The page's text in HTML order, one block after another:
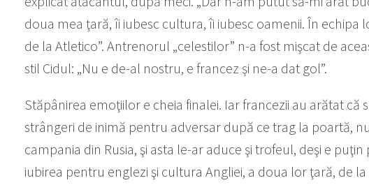
doua mea ţară, îi iubesc cultura, îi iubesc oamenii. În echipa
de la Atletico”. Antrenorul „celestilor” n-a fost mişcat de
stil Cidul: „Nu e de-al nostru, e francez şi ne-a dat gol”.
Stăpânirea emoţiilor e cheia finalei. Iar francezii au arătat că
strângeri de inimă pentru adversar după ce trag la poartă,
campania din Rusia, şi asta le-ar aduce şi trofeul, deşi e
iubirea pentru englezi şi cultura Angliei, a doua lor ţară, de